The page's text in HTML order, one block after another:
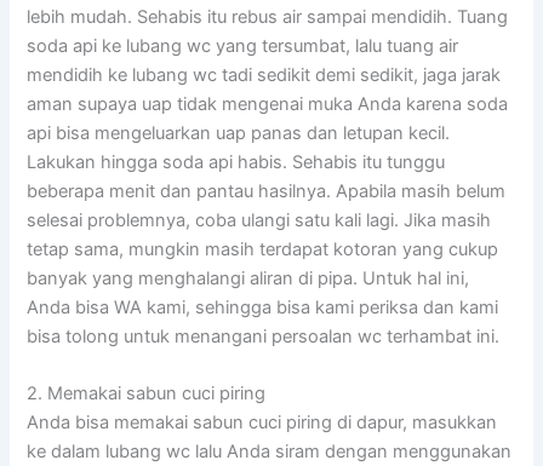
lebih mudah. Sehabis itu rebus air sampai mendidih. Tuang
soda api ke lubang wc yang tersumbat, lalu tuang air
mendidih ke lubang wc tadi sedikit demi sedikit, jaga jarak
aman supaya uap tidak mengenai muka Anda karena soda
api bisa mengeluarkan uap panas dan letupan kecil.
Lakukan hingga soda api habis. Sehabis itu tunggu
beberapa menit dan pantau hasilnya. Apabila masih belum
selesai problemnya, coba ulangi satu kali lagi. Jika masih
tetap sama, mungkin masih terdapat kotoran yang cukup
banyak yang menghalangi aliran di pipa. Untuk hal ini,
Anda bisa WA kami, sehingga bisa kami periksa dan kami
bisa tolong untuk menangani persoalan wc terhambat ini.
2. Memakai sabun cuci piring
Anda bisa memakai sabun cuci piring di dapur, masukkan
ke dalam lubang wc lalu Anda siram dengan menggunakan